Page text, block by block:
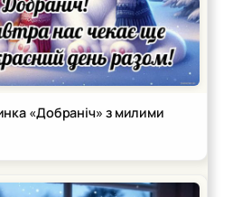
«Добраніч» з милими